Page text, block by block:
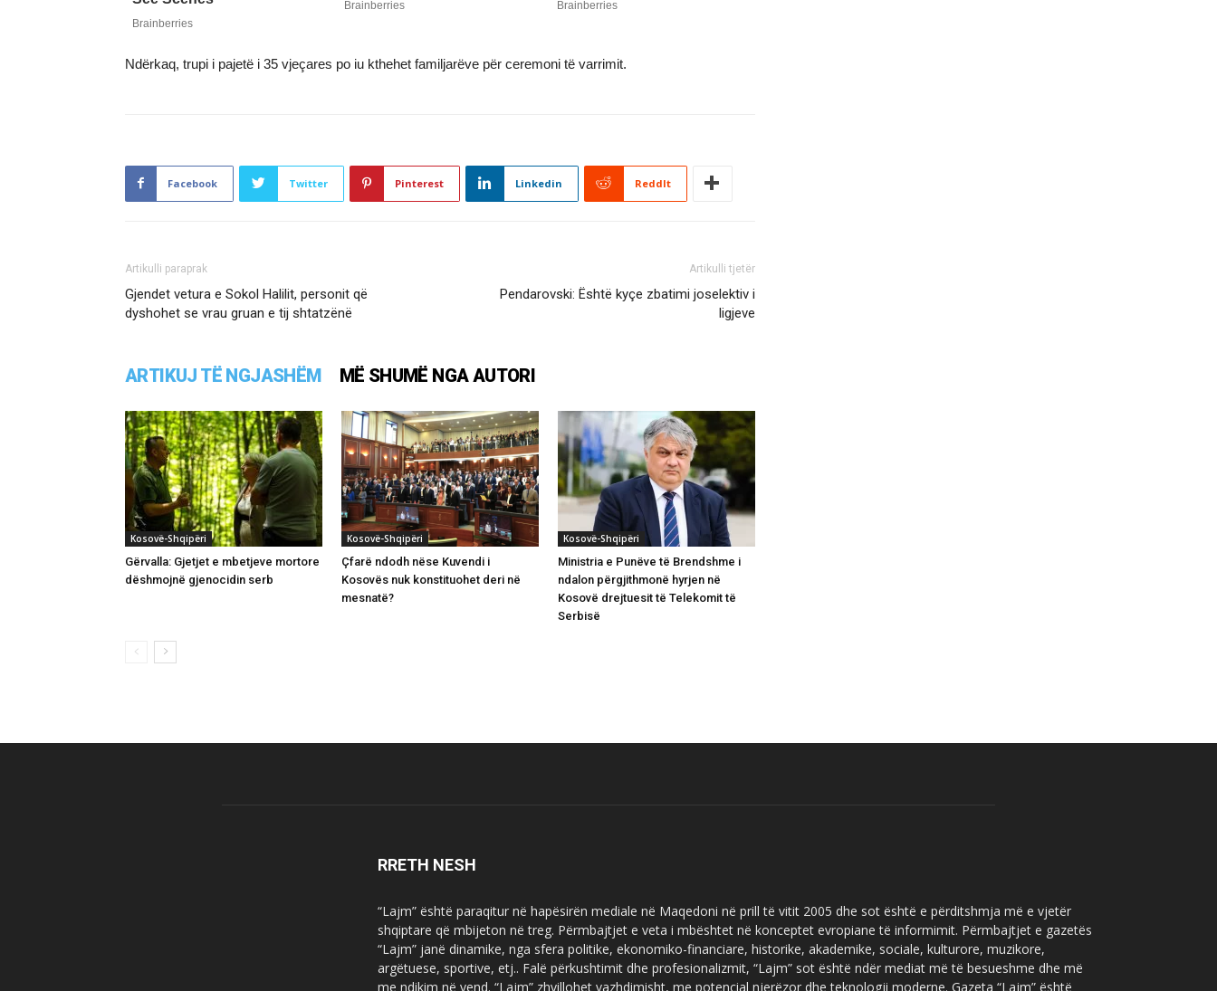
Ndërkaq, trupi i pajetë i 35 vjeçares po iu kthehet familjarëve për ceremoni të varrimit.
Facebook Twitter Pinterest Linkedin ReddIt
Artikulli paraprak
Gjendet vetura e Sokol Halilit, personit që
dyshohet se vrau gruan e tij shtatzënë
Artikulli tjetër
Pendarovski: Është kyçe zbatimi joselektiv i
ligjeve
ARTIKUJ TË NGJASHËM MË SHUMË NGA AUTORI
Kosovë-Shqipëri
Gërvalla: Gjetjet e mbetjeve mortore
dëshmojnë gjenocidin serb
Kosovë-Shqipëri
Çfarë ndodh nëse Kuvendi i
Kosovës nuk konstituohet deri në
mesnatë?
Kosovë-Shqipëri
Ministria e Punëve të Brendshme i
ndalon përgjithmonë hyrjen në
Kosovë drejtuesit të Telekomit të
Serbisë
RRETH NESH
“Lajm” është paraqitur në hapësirën mediale në Maqedoni në prill të vitit 2005 dhe sot është e përditshmja më e vjetër
shqiptare që mbijeton në treg. Përmbajtjet e veta i mbështet në konceptet evropiane të informimit. Përmbajtjet e gazetës
“Lajm” janë dinamike, nga sfera politike, ekonomiko-financiare, historike, akademike, sociale, kulturore, muzikore,
argëtuese, sportive, etj.. Falë përkushtimit dhe profesionalizmit, “Lajm” sot është ndër mediat më të besueshme dhe më
me ndikim në vend. “Lajm” zhvillohet vazhdimisht, me potencial njerëzor dhe teknologji moderne. Gazeta “Lajm” është